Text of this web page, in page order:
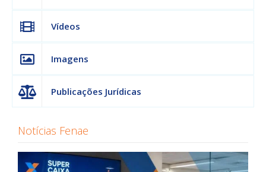
Vídeos
Imagens
Publicações Jurídicas
Notícias Fenae